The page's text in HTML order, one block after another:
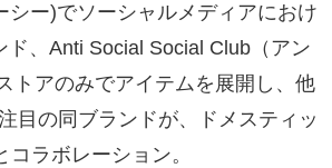
ー)でソーシャルメディアにおけ
、Anti Social Social Club（アン
トアのみでアイテムを展開し、他
目の同ブランドが、ドメスティッ
ラボレーション。